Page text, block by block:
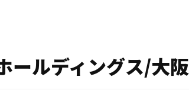
ールディングス/大阪